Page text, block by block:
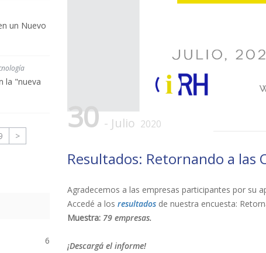
30 - Julio 2020
Resultados: Retornando a las
Agradecemos a las empresas participantes por su
Accedé a los resultados de nuestra encuesta:
Muestra: 79 empresas.
¡Descargá el informe!
un Nuevo
la "nueva
>
6